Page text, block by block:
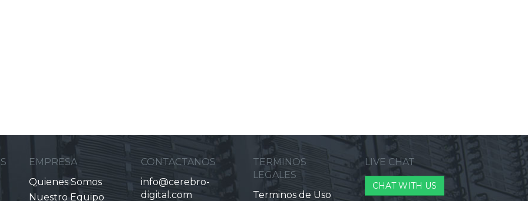
EMPRESA
Quienes Somos
Nuestro Equipo
CONTACTANOS
info@cerebro-
digital.com
TERMINOS
LEGALES
Terminos de Uso
LIVE CHAT
CHAT WITH US